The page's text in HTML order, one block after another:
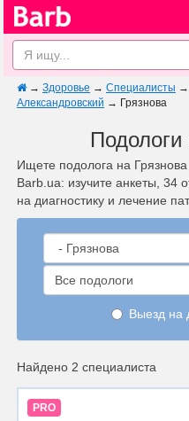
→ Здоровье → Специалисты →
Александровский → Грязнова
Подологи
Ищете подолога на
Barb.ua: изучите анкеты, 34
на диагностику и лечение
Все подологи
Выезд на
Найдено 2 специалиста
PRO